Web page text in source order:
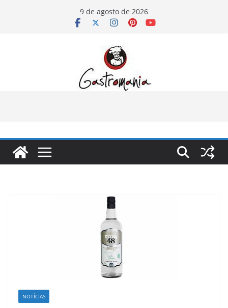
9 de agosto de 2026
NOTÍCIAS